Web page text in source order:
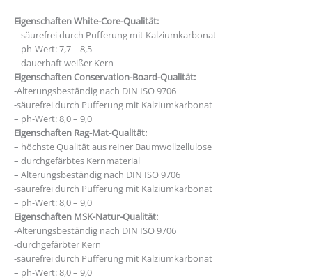
Eigenschaften White-Core-Qualität:
– säurefrei durch Pufferung mit Kalziumkarbonat
– ph-Wert: 7,7 – 8,5
– dauerhaft weißer Kern
Eigenschaften Conservation-Board-Qualität:
-Alterungsbeständig nach DIN ISO 9706
-säurefrei durch Pufferung mit Kalziumkarbonat
– ph-Wert: 8,0 – 9,0
Eigenschaften Rag-Mat-Qualität:
– höchste Qualität aus reiner Baumwollzellulose
– durchgefärbtes Kernmaterial
– Alterungsbeständig nach DIN ISO 9706
-säurefrei durch Pufferung mit Kalziumkarbonat
– ph-Wert: 8,0 – 9,0
Eigenschaften MSK-Natur-Qualität:
-Alterungsbeständig nach DIN ISO 9706
-durchgefärbter Kern
-säurefrei durch Pufferung mit Kalziumkarbonat
– ph-Wert: 8,0 – 9,0